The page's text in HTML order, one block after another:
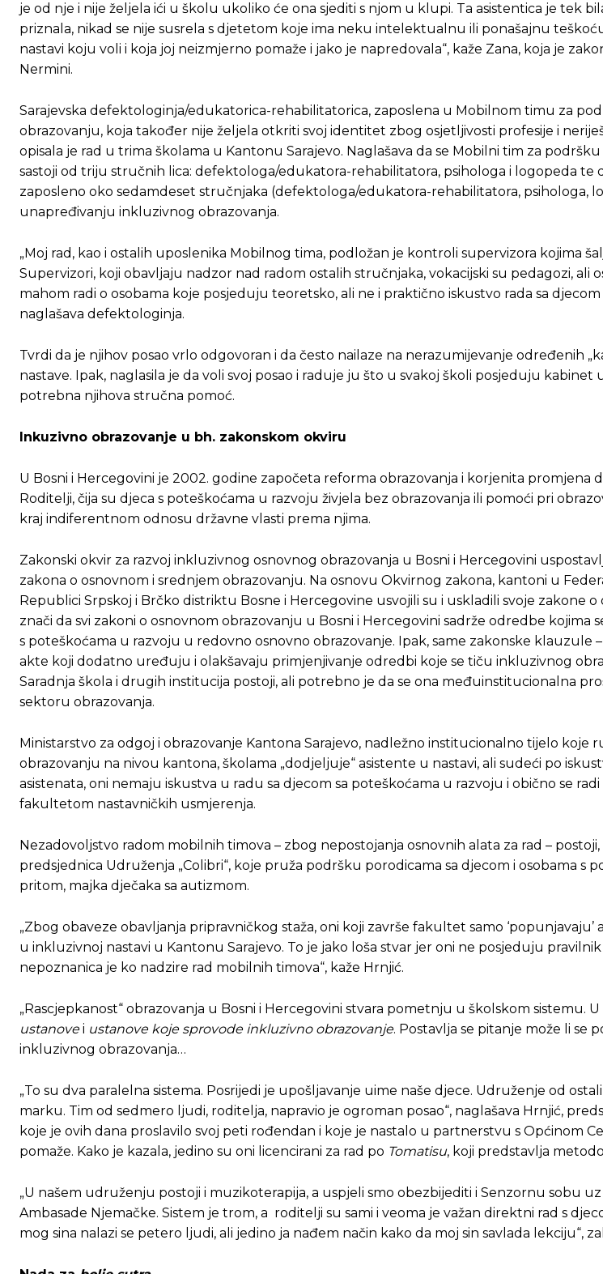
Ovim putem želimo da vam se zahvalimo što ste odlučili da pustite Vašu priču da
[wpuf_form id=”7463”]
Ovim putem želimo da vam se zahvalimo što ste odlučili da pustite Vašu priču da
[wpuf_form id=”7463”]
je od nje i nije željela ići u školu ukoliko će ona sjediti s njom u klupi. Ta asistentica je tek
priznala, nikad se nije susrela s djetetom koje ima neku intelektualnu ili ponašajnu
nastavi koju voli i koja joj neizmjerno pomaže i jako je napredovala“, kaže Zana, koja je
Nermini.
Sarajevska defektologinja/edukatorica-rehabilitatorica, zaposlena u Mobilnom timu za
obrazovanju, koja također nije željela otkriti svoj identitet zbog osjetljivosti profesije i
opisala je rad u trima školama u Kantonu Sarajevo. Naglašava da se Mobilni tim za
sastoji od triju stručnih lica: defektologa/edukatora-rehabilitatora, psihologa i logopeda te
zaposleno oko sedamdeset stručnjaka (defektologa/edukatora-rehabilitatora, psihologa,
unapređivanju inkluzivnog obrazovanja.
„Moj rad, kao i ostalih uposlenika Mobilnog tima, podložan je kontroli supervizora kojima
Supervizori, koji obavljaju nadzor nad radom ostalih stručnjaka, vokacijski su pedagozi, ali
mahom radi o osobama koje posjeduju teoretsko, ali ne i praktično iskustvo rada sa
naglašava defektologinja.
Tvrdi da je njihov posao vrlo odgovoran i da često nailaze na nerazumijevanje određenih
nastave. Ipak, naglasila je da voli svoj posao i raduje ju što u svakoj školi posjeduju kabinet
potrebna njihova stručna pomoć.
Inkuzivno obrazovanje u bh. zakonskom okviru
U Bosni i Hercegovini je 2002. godine započeta reforma obrazovanja i korjenita promjena
Roditelji, čija su djeca s poteškoćama u razvoju živjela bez obrazovanja ili pomoći pri
kraj indiferentnom odnosu državne vlasti prema njima.
Zakonski okvir za razvoj inkluzivnog osnovnog obrazovanja u Bosni i Hercegovini
zakona o osnovnom i srednjem obrazovanju. Na osnovu Okvirnog zakona, kantoni u
Republici Srpskoj i Brčko distriktu Bosne i Hercegovine usvojili su i uskladili svoje zakone
znači da svi zakoni o osnovnom obrazovanju u Bosni i Hercegovini sadrže odredbe kojima
s poteškoćama u razvoju u redovno osnovno obrazovanje. Ipak, same zakonske klauzule
akte koji dodatno uređuju i olakšavaju primjenjivanje odredbi koje se tiču inkluzivnog
Saradnja škola i drugih institucija postoji, ali potrebno je da se ona međuinstitucionalna
sektoru obrazovanja.
Ministarstvo za odgoj i obrazovanje Kantona Sarajevo, nadležno institucionalno tijelo koje
obrazovanju na nivou kantona, školama „dodjeljuje“ asistente u nastavi, ali sudeći po
asistenata, oni nemaju iskustva u radu sa djecom sa poteškoćama u razvoju i obično se
fakultetom nastavničkih usmjerenja.
Nezadovoljstvo radom mobilnih timova – zbog nepostojanja osnovnih alata za rad –
predsjednica Udruženja „Colibri“, koje pruža podršku porodicama sa djecom i osobama s
pritom, majka dječaka sa autizmom.
„Zbog obaveze obavljanja pripravničkog staža, oni koji završe fakultet samo
u inkluzivnoj nastavi u Kantonu Sarajevo. To je jako loša stvar jer oni ne posjeduju
nepoznanica je ko nadzire rad mobilnih timova“, kaže Hrnjić.
„Rascjepkanost“ obrazovanja u Bosni i Hercegovini stvara pometnju u školskom sistemu. U
ustanovei ustanove koje sprovode inkluzivno obrazovanje. Postavlja se pitanje može li se
inkluzivnog obrazovanja…
„To su dva paralelna sistema. Posrijedi je upošljavanje uime naše djece. Udruženje od
marku. Tim od sedmero ljudi, roditelja, napravio je ogroman posao“, naglašava Hrnjić,
koje je ovih dana proslavilo svoj peti rođendan i koje je nastalo u partnerstvu s Općinom
pomaže. Kako je kazala, jedino su oni licencirani za rad po Tomatisu, koji predstavlja
„U našem udruženju postoji i muzikoterapija, a uspjeli smo obezbijediti i Senzornu sobu
Ambasade Njemačke. Sistem je trom, a roditelji su sami i veoma je važan direktni rad s
mog sina nalazi se petero ljudi, ali jedino ja nađem način kako da moj sin savlada lekciju“,